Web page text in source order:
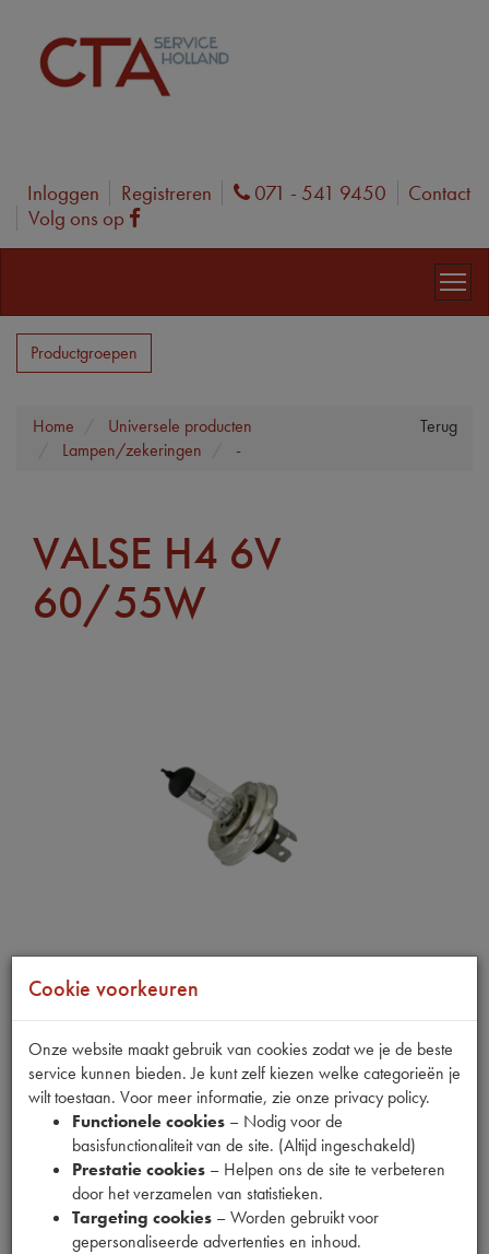
Inloggen Registreren Phone
071 - 541 9450
Contact
Volg ons op
Facebook
Productgroepen
Terug
Home
Universele producten
Lampen/zekeringen
-
VALSE H4 6V
60/55W
Productnummer
6880095
EAN code
5412096099120
12,37 €10 22 excl. btw
Cookie voorkeuren
Onze website maakt gebruik van cookies zodat we je de beste
service kunnen bieden. Je kunt zelf kiezen welke categorieën je
wilt toestaan. Voor meer informatie, zie onze privacy policy.
Functionele cookies – Nodig voor de
basisfunctionaliteit van de site. (Altijd ingeschakeld)
Prestatie cookies – Helpen ons de site te verbeteren
door het verzamelen van statistieken.
Targeting cookies – Worden gebruikt voor
gepersonaliseerde advertenties en inhoud.